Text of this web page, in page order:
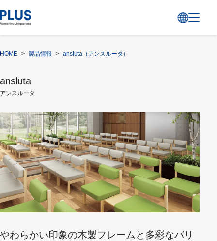
HOME > 製品情報 > ansluta（アンスルータ）
ansluta
アンスルータ
やわらかい印象の木製フレームと多彩なバリ